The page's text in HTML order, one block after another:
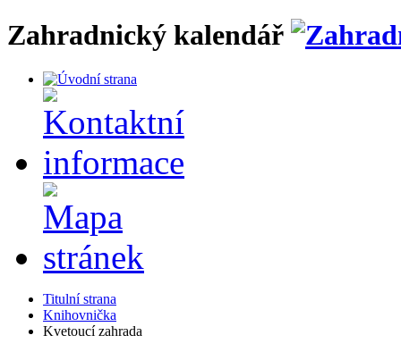
Zahradnický kalendář
Titulní strana
Knihovnička
Kvetoucí zahrada